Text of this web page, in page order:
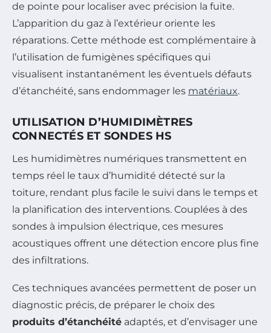
de pointe pour localiser avec précision la fuite.
L’apparition du gaz à l’extérieur oriente les
réparations. Cette méthode est complémentaire à
l’utilisation de fumigènes spécifiques qui
visualisent instantanément les éventuels défauts
d’étanchéité, sans endommager les matériaux.
UTILISATION D’HUMIDIMÈTRES
CONNECTÉS ET SONDES HS
Les humidimètres numériques transmettent en
temps réel le taux d’humidité détecté sur la
toiture, rendant plus facile le suivi dans le temps et
la planification des interventions. Couplées à des
sondes à impulsion électrique, ces mesures
acoustiques offrent une détection encore plus fine
des infiltrations.
Ces techniques avancées permettent de poser un
diagnostic précis, de préparer le choix des
produits d’étanchéité adaptés, et d’envisager une